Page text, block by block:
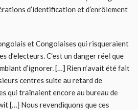
d’identification et d’enrôlement
et Congolaises qui risqueraient
d’electeurs. C’est un danger réel que
d’ignorer. […] Rien n’avait été fait
centres suite au retard de
qui traînaient encore au bureau de
[…] Nous revendiquons que ces